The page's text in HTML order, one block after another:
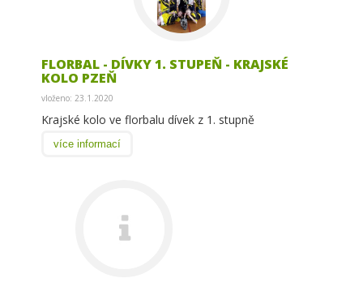
FLORBAL - DÍVKY 1. STUPEŇ - KRAJSKÉ
KOLO PZEŇ
vloženo: 23.1.2020
Krajské kolo ve florbalu dívek z 1. stupně
více informací